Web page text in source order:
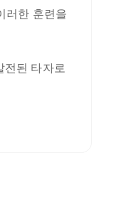
러한 훈련을
전된 타자로